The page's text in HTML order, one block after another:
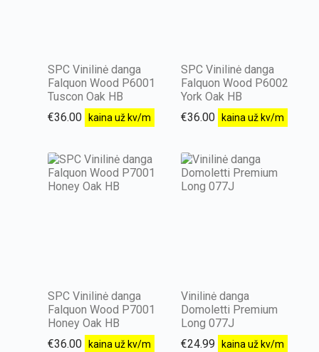
SPC Vinilinė danga
Falquon Wood P6001
Tuscon Oak HB
€36.00 kaina už kv/m
SPC Vinilinė danga
Falquon Wood P6002
York Oak HB
€36.00 kaina už kv/m
SPC Vinilinė danga
Falquon Wood P7001
Honey Oak HB
€36.00 kaina už kv/m
Vinilinė danga
Domoletti Premium
Long 077J
€24.99 kaina už kv/m